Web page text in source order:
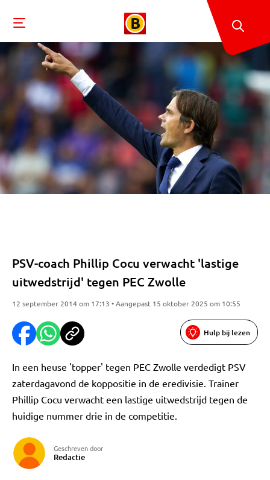
PSV-coach Phillip Cocu verwacht 'lastige
uitwedstrijd' tegen PEC Zwolle
12 september 2014 om 17:13 • Aangepast 15 oktober 2025 om 10:55
Hulp bij lezen
In een heuse 'topper' tegen PEC Zwolle verdedigt PSV
zaterdagavond de koppositie in de eredivisie. Trainer
Phillip Cocu verwacht een lastige uitwedstrijd tegen de
huidige nummer drie in de competitie.
Geschreven door
Redactie